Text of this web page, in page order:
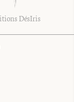
DésIris